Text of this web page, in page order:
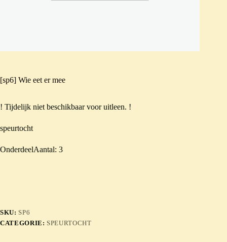
[sp6] Wie eet er mee
! Tijdelijk niet beschikbaar voor uitleen. !
speurtocht
OnderdeelAantal: 3
SKU: SP6
CATEGORIE: SPEURTOCHT